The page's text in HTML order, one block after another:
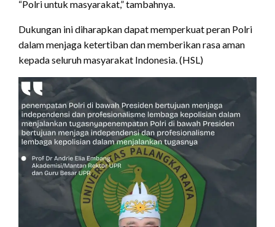
“Polri untuk masyarakat,” tambahnya.
Dukungan ini diharapkan dapat memperkuat peran Polri
dalam menjaga ketertiban dan memberikan rasa aman
kepada seluruh masyarakat Indonesia. (HSL)